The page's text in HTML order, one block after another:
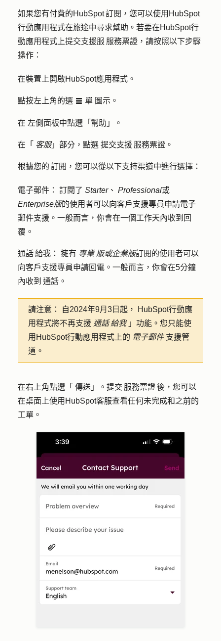
如果您有付費的HubSpot 訂閱，您可以使用HubSpot
行動應用程式在旅途中尋求幫助。若要在HubSpot行
動應用程式上提交支援服 服務票證，請按照以下步驟
操作：
在裝置上開啟HubSpot應用程式。
點按左上角的選 listView 單 圖示。
在 左側面板中點選「 幫助 」。
在「 客服」部分，點選 提交支援 服務票證 。
根據您的 訂閱，您可以從以下支持渠道中進行選擇：
電子郵件 ： 訂閱了 Starter、 Professional或
Enterprise版的使用者可以向客戶支援專員申請電子
郵件支援。一般而言，你會在一個工作天內收到回
覆。
通話 給我： 擁有 專業 版或企業版訂閱的使用者可以
向客戶支援專員申請回電。一般而言，你會在5分鐘
內收到 通話。
請注意：
自2024年9月3日起， HubSpot行動應
用程式將不再支援 通話 給我」功能。您只能使
用HubSpot行動應用程式上的 電子郵件支援管
道。
在右上角點選「 傳送 」。提交 服務票證 後，您可以
在桌面上使用HubSpot客服查看任何未完成和之前的
工單。